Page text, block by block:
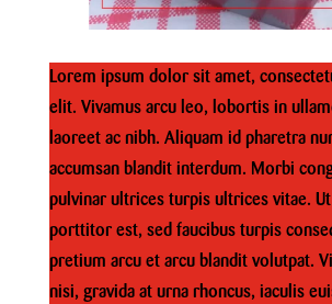
Lorem ipsum dolor sit amet,
elit. Vivamus arcu leo, lobortis in
laoreet ac nibh. Aliquam id pharetra
accumsan blandit interdum. Morbi
pulvinar ultrices turpis ultrices vitae.
porttitor est, sed faucibus turpis
pretium arcu et arcu blandit volutpat.
nisi, gravida at urna rhoncus, iaculis